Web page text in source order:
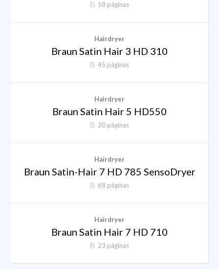
58 páginas
Hairdryer
Braun Satin Hair 3 HD 310
45 páginas
Hairdryer
Braun Satin Hair 5 HD550
20 páginas
Hairdryer
Braun Satin-Hair 7 HD 785 SensoDryer
68 páginas
Hairdryer
Braun Satin Hair 7 HD 710
23 páginas